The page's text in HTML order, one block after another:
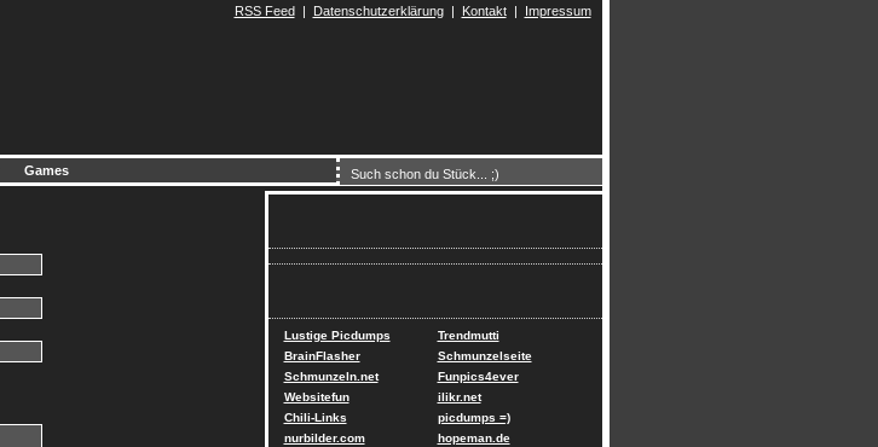
RSS Feed| Datenschutzerklärung| Kontakt| Impressum
Games
Lustige Picdumps
Trendmutti
BrainFlasher
Schmunzelseite
Schmunzeln.net
Funpics4ever
Websitefun
ilikr.net
Chili-Links
picdumps =)
nurbilder.com
hopeman.de